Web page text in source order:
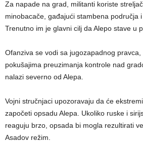
Za napade na grad, militanti koriste
minobacače, gađajući stambena područja
Trenutno im je glavni cilj da Alepo stave u
Ofanziva se vodi sa jugozapadnog
pokušajima preuzimanja kontrole nad
nalazi severno od Alepa.
Vojni stručnjaci upozoravaju da će
započeti opsadu Alepa. Ukoliko ruske i
reaguju brzo, opsada bi mogla rezultirati
Asadov režim.